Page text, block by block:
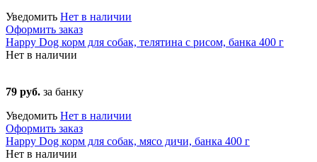
Уведомить Нет в наличии
Оформить заказ
Happy Dog корм для собак, телятина с рисом, банка 400 г
Нет в наличии
79 руб. за банку
Уведомить Нет в наличии
Оформить заказ
Happy Dog корм для собак, мясо дичи, банка 400 г
Нет в наличии